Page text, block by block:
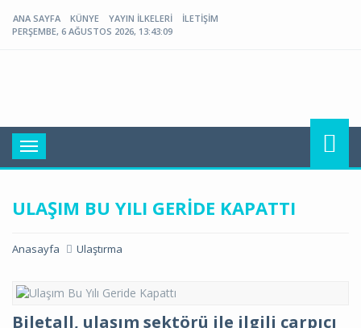
ANA SAYFA KÜNYE YAYIN İLKELERI
İLETIŞIM
PERŞEMBE, 6 AĞUSTOS 2026, 13:43:10
Toggle
navigation
ULAŞIM BU YILI GERIDE KAPATTI
Anasayfa Ulaştırma
Biletall, ulaşım sektörü ile ilgili çarpıcı